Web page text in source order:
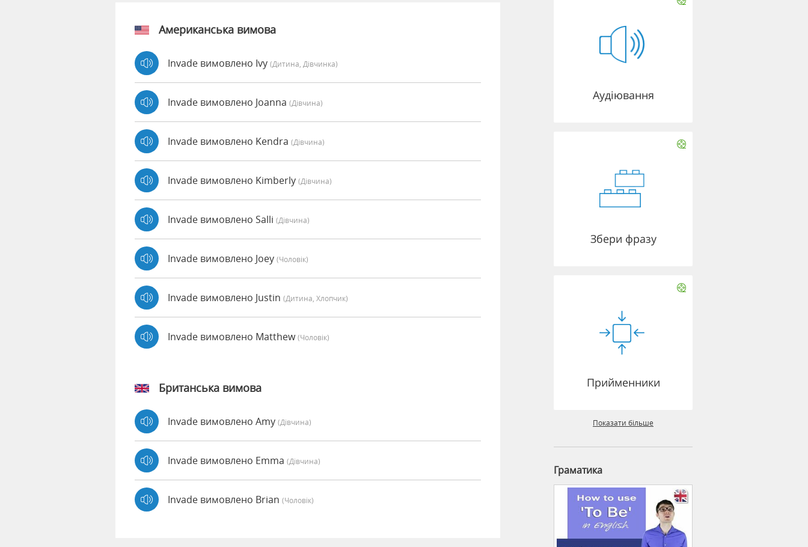
Американська вимова
Invade вимовлено Ivy (дитина, Дівчинка)
Invade вимовлено Joanna (дівчина)
Invade вимовлено Kendra (дівчина)
Invade вимовлено Kimberly (дівчина)
Invade вимовлено Salli (дівчина)
Invade вимовлено Joey (чоловік)
Invade вимовлено Justin (дитина, Хлопчик)
Invade вимовлено Matthew(чоловік)
Британська вимова
Invade вимовлено Amy (дівчина)
Invade вимовлено Emma (дівчина)
Invade вимовлено Brian (чоловік)
Аудіювання
Збери фразу
Прийменники
Показати більше
Граматика